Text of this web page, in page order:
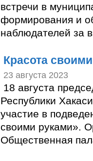
встречи в
формирования и
наблюдателей за
Красота
23 августа 2023
18 августа
Республики
участие в
своими руками».
Общественная